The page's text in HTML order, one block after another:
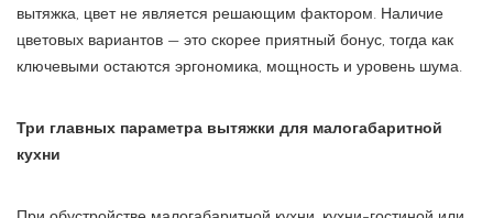
вытяжка, цвет не является решающим фактором. Наличие
цветовых вариантов — это скорее приятный бонус, тогда как
ключевыми остаются эргономика, мощность и уровень шума.
Три главных параметра вытяжки для малогабаритной
кухни